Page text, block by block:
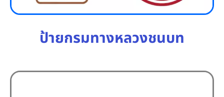
ป้ายกรมทางหลวงชนบท